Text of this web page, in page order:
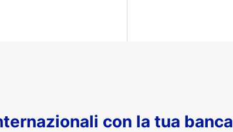
con la tua banca